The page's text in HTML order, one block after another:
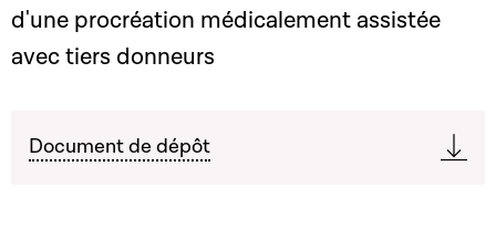
d'une procréation médicalement assistée
avec tiers donneurs
Document de dépôt